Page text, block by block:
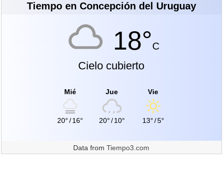
Tiempo en Concepción del Uruguay
18°C
Cielo cubierto
Mié
20°/16°
Jue
20°/10°
Vie
13°/5°
Data fromTiempo3.com